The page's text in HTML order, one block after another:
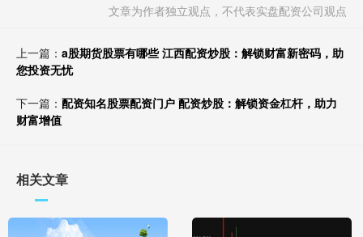
文章为作者独立观点，不代表实盘配资公司观点
上一篇： a股期货股票有哪些 江西配资炒股：解锁财富新密码，助
您投资无忧
下一篇： 配资知名股票配资门户 配资炒股：解锁资金杠杆，助力
财富增值
相关文章